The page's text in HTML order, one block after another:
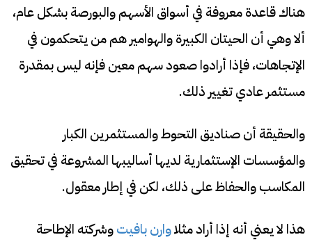
هناك قاعدة معروفة في أسواق الأسهم والبورصة بشكل عام،
ألا وهي أن الحيتان الكبيرة والهوامير هم من يتحكمون في
الإتجاهات، فإذا أرادوا صعود سهم معين فإنه ليس بمقدرة
مستثمر عادي تغيير ذلك.
والحقيقة أن صناديق التحوط والمستثمرين الكبار
والمؤسسات الإستثمارية لديها أساليبها المشروعة في تحقيق
المكاسب والحفاظ على ذلك، لكن في إطار معقول.
هذا لا يعني أنه إذا أراد مثلاوارن بافيتوشركته الإطاحة